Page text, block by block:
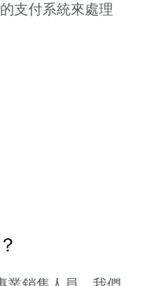
支付系統來處理